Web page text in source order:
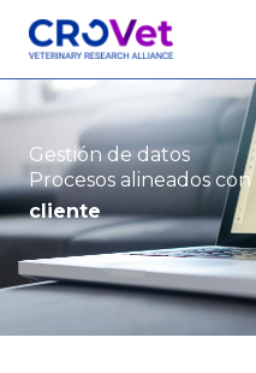
contenido
Gestión de datos
Procesos alineados con
cliente